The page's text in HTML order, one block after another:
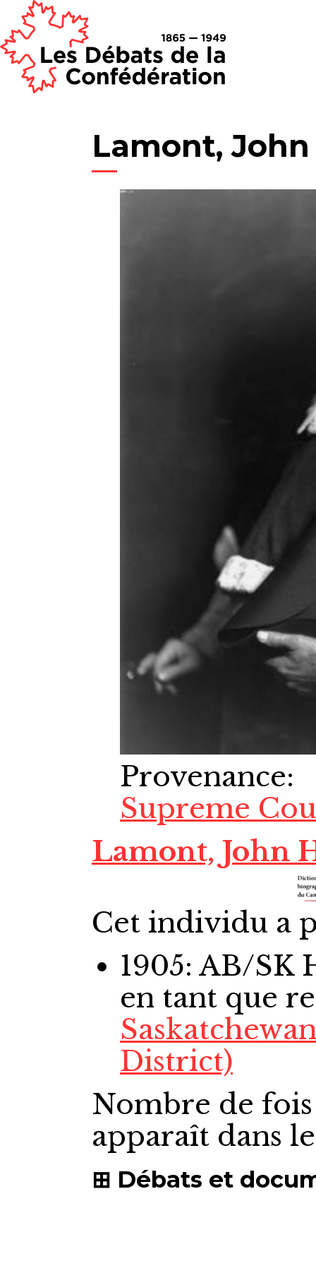
Lamont,
Provenance:
Supreme
Lamont, John
Cet individu a
1905: AB/SK
en tant que
District)
Nombre de
apparaît dans
Débats et